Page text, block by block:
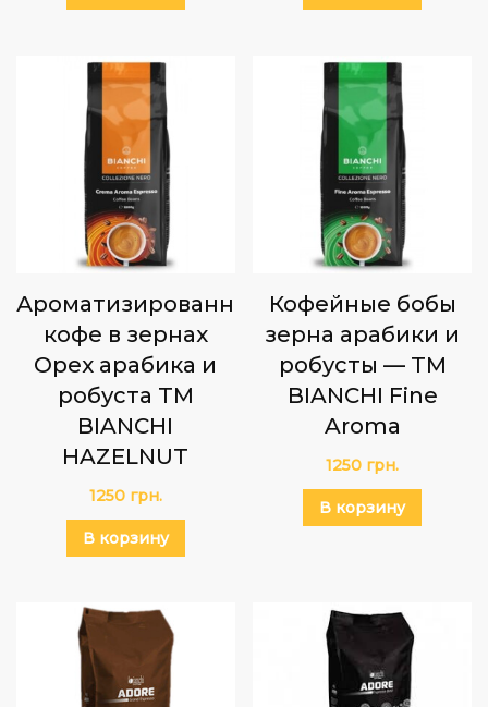
Ароматизированный
кофе в зернах
Орех арабика и
робуста ТМ
BIANCHI
HAZELNUT
1250 грн.
В корзину
Кофейные бобы
зерна арабики и
робусты — ТМ
BIANCHI Fine
Aroma
1250 грн.
В корзину